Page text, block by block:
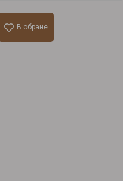
В обране